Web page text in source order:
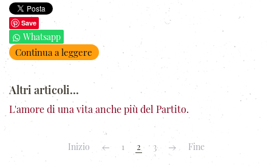
Save
Whatsapp
Continua a leggere
Altri articoli...
L'amore di una vita anche più del Partito.
Inizio 1 2 3 Fine